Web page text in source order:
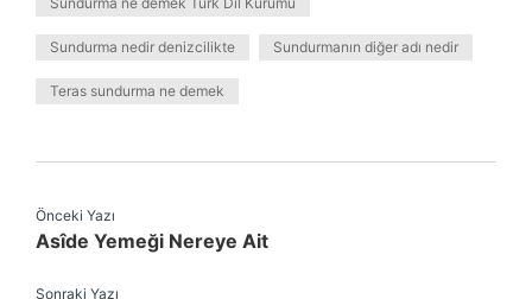
Sundurma nedir denizcilikte Sundurmanın diğer adı nedir
Teras sundurma ne demek
Önceki Yazı
Asîde Yemeği Nereye Ait
Sonraki Yazı